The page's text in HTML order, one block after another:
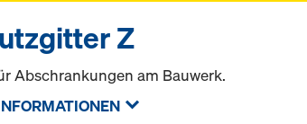
Z
Abschrankungen am Bauwerk.